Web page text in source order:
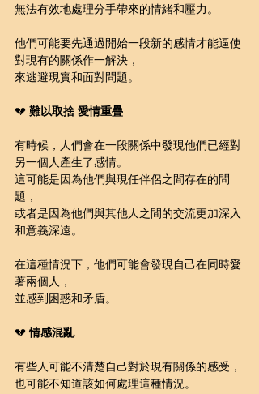
無法有效地處理分手帶來的情緒和壓力。
他們可能要先通過開始一段新的感情才能逼使
對現有的關係作一解決，
來逃避現實和面對問題。
💔 難以取捨 愛情重疊
有時候，人們會在一段關係中發現他們已經對
另一個人產生了感情。
這可能是因為他們與現任伴侶之間存在的問
題，
或者是因為他們與其他人之間的交流更加深入
和意義深遠。
在這種情況下，他們可能會發現自己在同時愛
著兩個人，
並感到困惑和矛盾。
💔 情感混亂
有些人可能不清楚自己對於現有關係的感受，
也可能不知道該如何處理這種情況。